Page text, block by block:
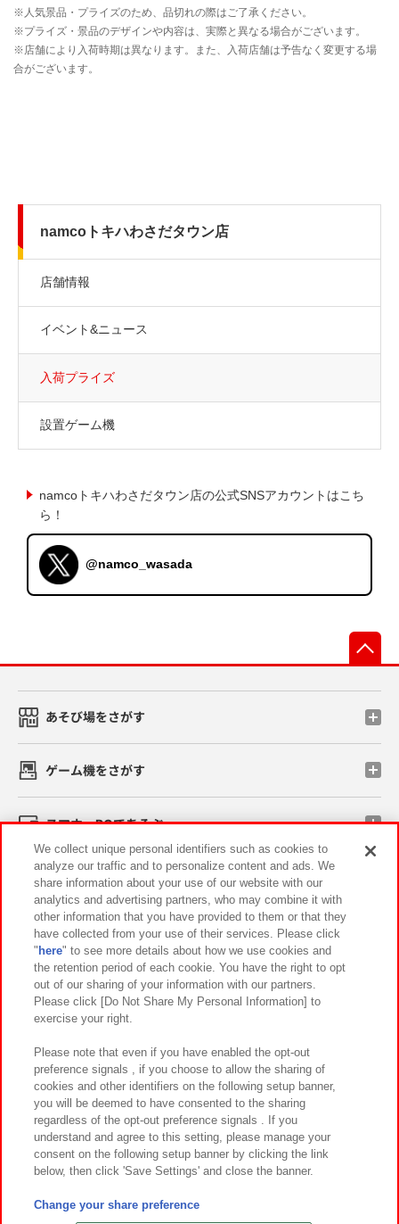
namcoトキハわさだタウン店
店舗情報
イベント&ニュース
入荷プライズ
設置ゲーム機
namcoトキハわさだタウン店の公式SNSアカウントはこち
ら！
@namco_wasada
あそび場をさがす
ゲーム機をさがす
スマホ・PCであそぶ
イベント・キャンペーン
関連会社 サステナビリティ サイトポリシー
プライバシーポリシー ウェブアクセシビリティ方針と検証結果
お取引先さまとともに
カスタマーハラスメント対応方針 よくあるご質問・お問い合わせ
©Bandai Namco Amusement Inc.
©Bandai Namco Amusement Lab Inc.
We collect unique personal identifiers such as cookies to
analyze our traffic and to personalize content and ads. We
share information about your use of our website with our
analytics and advertising partners, who may combine it with
other information that you have provided to them or that they
have collected from your use of their services. Please click
" here" to see more details about how we use cookies and
the retention period of each cookie. You have the right to opt
out of our sharing of your information with our partners.
Please click [Do Not Share My Personal Information] to
exercise your right.
Please note that even if you have enabled the opt-out
preference signals , if you choose to allow the sharing of
cookies and other identifiers on the following setup banner,
you will be deemed to have consented to the sharing
regardless of the opt-out preference signals . If you
understand and agree to this setting, please manage your
consent on the following setup banner by clicking the link
below, then click 'Save Settings' and close the banner.
Change your share preference